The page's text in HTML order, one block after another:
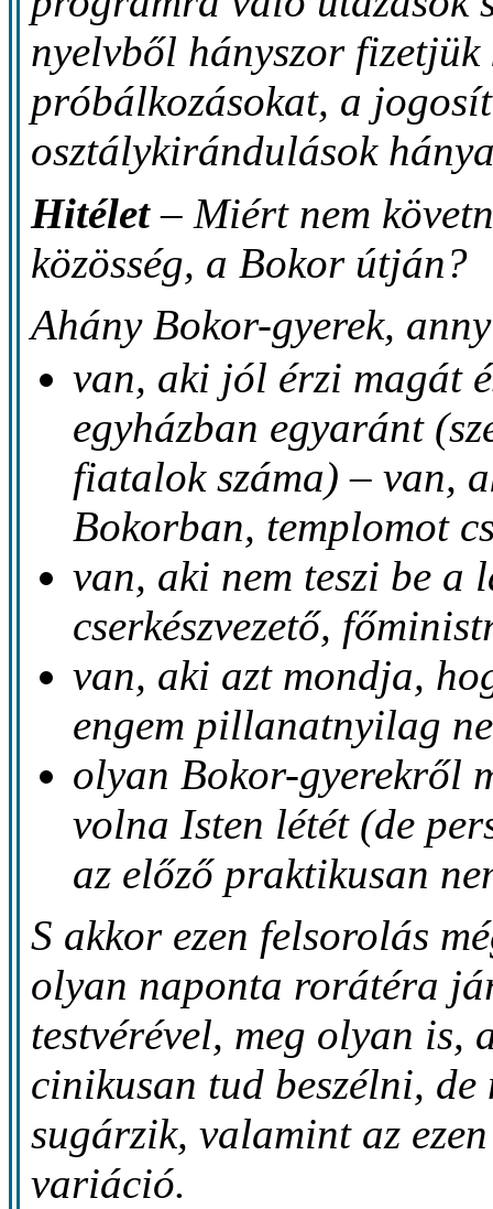
nyelvből hányszor
próbálkozásokat, a
osztálykirándulások
Hitélet– Miért nem
közösség, a Bokor útján?
Ahány Bokor-gyerek,
van, aki jól érzi magát
egyházban egyaránt
fiatalok száma) – van,
Bokorban, templomot
van, aki nem teszi be a
cserkészvezető,
van, aki azt mondja,
engem pillanatnyilag
olyan Bokor-gyerekről
volna Isten létét (de
az előző praktikusan
S akkor ezen felsorolás
olyan naponta rorátéra
testvérével, meg olyan
cinikusan tud beszélni,
sugárzik, valamint az
variáció.